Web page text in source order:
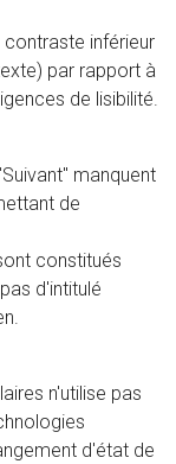
inférieur
par rapport à
de lisibilité.
manquent
de
constitués
d'intitulé
n'utilise pas
d'état de